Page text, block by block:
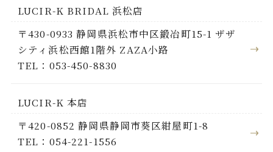
LUCIR-K BRIDAL 浜松店
〒430-0933 静岡県浜松市中区鍛冶町15-1 ザザ
シティ浜松西館1階外 ZAZA小路
TEL：053-450-8830
LUCIR-K 本店
〒420-0852 静岡県静岡市葵区紺屋町1-8
TEL：054-221-1556